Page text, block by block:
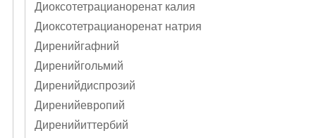
Диоксотетрацианоренат калия
Диоксотетрацианоренат натрия
Диренийгафний
Диренийгольмий
Диренийдиспрозий
Диренийевропий
Диренийиттербий